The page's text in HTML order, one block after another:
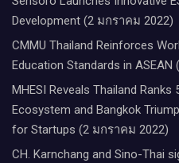
Development (2 มกราคม 2022)
CMMU Thailand Reinforces
Education Standards in
MHESI Reveals Thailand
Ecosystem and Bangkok
for Startups (2 มกราคม 2022)
CH. Karnchang and Sino-Thai